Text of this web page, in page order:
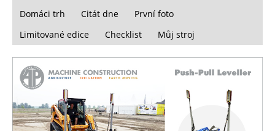
Domáci trh
Citát dne
První foto
Limitované edice
Checklist Můj stroj